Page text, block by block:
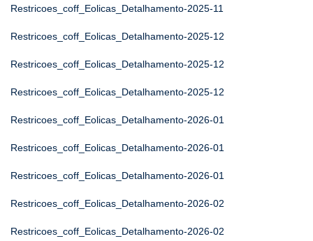
Restricoes_coff_Eolicas_Detalhamento-2025-11
Restricoes_coff_Eolicas_Detalhamento-2025-12
Restricoes_coff_Eolicas_Detalhamento-2025-12
Restricoes_coff_Eolicas_Detalhamento-2025-12
Restricoes_coff_Eolicas_Detalhamento-2026-01
Restricoes_coff_Eolicas_Detalhamento-2026-01
Restricoes_coff_Eolicas_Detalhamento-2026-01
Restricoes_coff_Eolicas_Detalhamento-2026-02
Restricoes_coff_Eolicas_Detalhamento-2026-02